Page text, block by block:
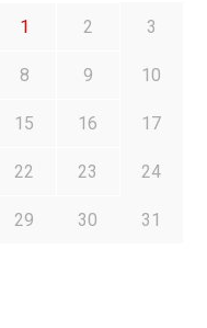
1 2 3
8 9 10
15 16 17
22 23 24
29 30 31